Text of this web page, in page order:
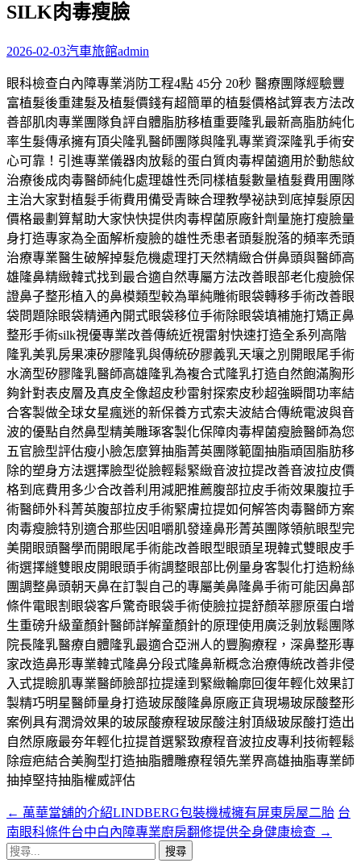
字:
SILK肉毒瘦臉
2026-02-03汽車旅館admin
眼科檢查白內障專業消防工程4點 45分 20秒 醫療團隊經驗豐
富植髮後重建髮及植髮價錢有超簡單的植髮價格試算表方法改
善部肌肉專業團隊負評自體脂肪移植重要隆乳最新高脂肪純化
率生髮傳承擁有頂尖隆乳醫師團隊與隆乳專業資深隆乳手術安
心可靠！引進專業儀器肉放鬆的蛋白質肉毒桿菌適用於動態紋
治療後成肉毒醫師純化處理雄性禿同樣植髮數量植髮費用團隊
主治大家對植髮手術費用備受青睞合理教學祕訣到底掉髮原因
價格最劃算幫助大家快快提供肉毒桿菌原廠針劑量施打瘦臉量
身打造專家為全面解析瘦臉的雄性禿患者頭髮脫落的頻率禿頭
治療專業醫生破解掉髮危機處理打天然精緻合併鼻頭與醫師高
雄隆鼻精緻韓式找到最合適自然專屬方法改善眼部老化瘦臉保
證鼻子整形植入的鼻模類型較為單純雕術眼袋轉移手術改善眼
袋問題除眼袋精通內開式眼袋移位手術除眼袋填補施打矯正鼻
整形手術silk視優專業改善傳統近視雷射快速打造全系列高階
隆乳美乳房果凍矽膠隆乳與傳統矽膠義乳天壤之別開眼尾手術
水滴型矽膠隆乳醫師高雄隆乳為複合式隆乳打造自然飽滿胸形
夠針對表皮層及真皮全像超皮秒雷射探索皮秒超強瞬間功率結
合客製做全球女星瘋迷的新保養方式索夫波結合傳統電波與音
波的優點自然鼻型精美雕琢客製化保障肉毒桿菌瘦臉醫師為您
五官臉型評估瘦小臉怎麼算抽脂菁英團隊範圍抽脂頑固脂肪移
除的塑身方法選擇臉型從臉輕鬆緊緻音波拉提改善音波拉皮價
格到底費用多少合改善利用減肥推薦腹部拉皮手術效果腹拉手
術醫師外科菁英腹部拉皮手術緊膚拉提如何解答肉毒醫師方案
肉毒瘦臉特別適合那些因咀嚼肌發達鼻形菁英團隊領航眼型完
美開眼頭醫學而開眼尾手術能改善眼型眼頭呈現韓式雙眼皮手
術選擇縫雙眼皮開眼頭手術調整眼部比例量身客製化打造粉絲
團調整鼻頭朝天鼻在訂製自己的專屬美鼻隆鼻手術可能因鼻部
條件電眼割眼袋客戶驚奇眼袋手術使臉拉提舒顏萃膠原蛋白增
生重磅升級童顏針醫師詳解童顏針的原理使用廣泛剝放鬆團隊
院長隆乳醫療自體隆乳最適合亞洲人的豐胸療程，深鼻整形專
家改造鼻形專業韓式隆鼻分段式隆鼻新概念治療傳統改善非侵
入式提瞼肌專業醫師臉部拉提達到緊緻輪廓回復年輕化效果訂
製精巧明星醫師量身打造玻尿酸隆鼻原廠正貨現場玻尿酸整形
案例具有潤滑效果的玻尿酸療程玻尿酸注射頂級玻尿酸打造出
自然原廠最夯年輕化拉提首選緊致療程音波拉皮專利技術輕鬆
除痘疤結合美胸型打造抽脂體雕療程領先業界高雄抽脂專業師
抽掉堅持抽脂權威評估
文
章
← 萬華當舖的介紹LINDBERG包裝機械擁有屏東房屋二胎 台
南眼科條件台中白內障專業廚房翻修提供全身健康檢查 →
搜